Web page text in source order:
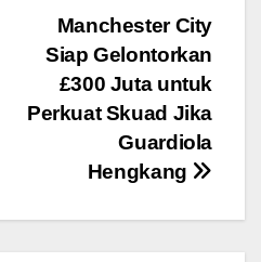
Manchester City
Siap Gelontorkan
£300 Juta untuk
Perkuat Skuad Jika
Guardiola
Hengkang